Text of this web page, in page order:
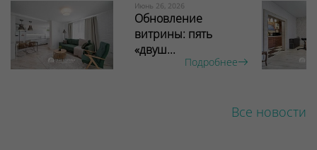
Июнь 26, 2026
Обновление
витрины: пять
«двуш...
Подробнее
Все новости